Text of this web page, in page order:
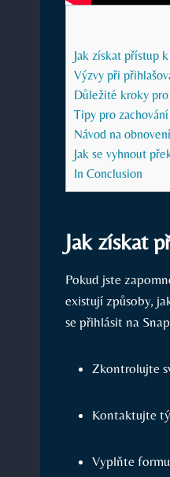
Jak získat přístup
Výzvy při
Důležité kroky
Tipy pro
Návod na
Jak se vyhnout
In Conclusion
Jak získat
Pokud jste
existují způsoby,
se přihlásit na
Zkontrolujte
Kontaktujte
Vyplňte